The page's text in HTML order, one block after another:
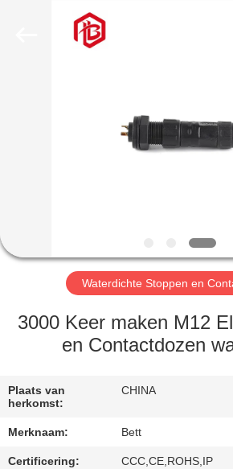
PRODUCTEN
FABRIEKSREIS
PRIVACY
POLICY
Waterdichte Stoppen en
3000 Keer maken M12
en Contactdozen
Plaats van
herkomst:
CHINA
Merknaam: Bett
Certificering: CCC,CE,ROHS,IP